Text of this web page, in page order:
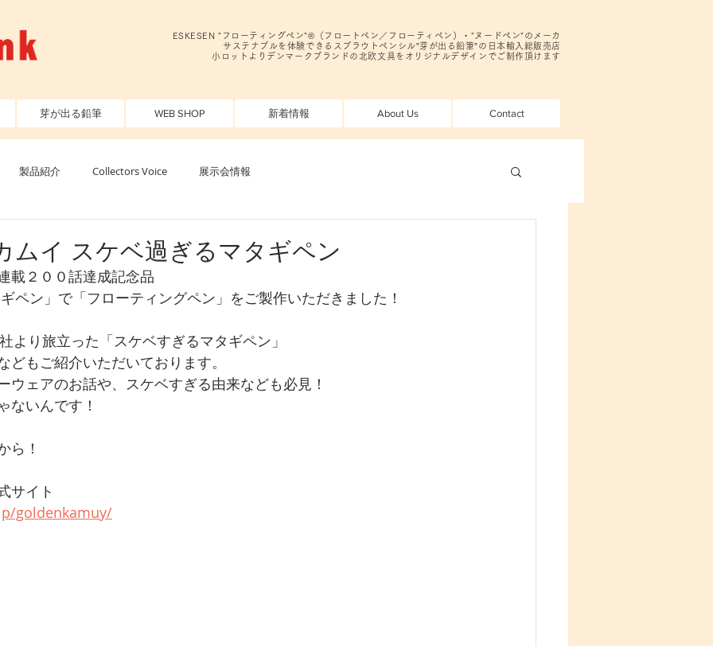
ESKESEN "フローティングペン"®️（フロートペン／フローティペン）・"ヌードペン"のメーカ
サステナブルを体験できるスプラウトペンシル”芽が出る鉛筆”の日本輸入総販売店
小ロットよりデンマークブランドの北欧文具をオリジナルデザインでご制作頂けます
芽が出る鉛筆 WEB SHOP 新着情報 About Us Contact
製品紹介 Collectors Voice 展示会情報
ムイ スケベ過ぎるマタギペン
載２００話達成記念品
ペン」で「フローティングペン」をご製作いただきました！
より旅立った「スケベすぎるマタギペン」
どもご紹介いただいております。
ウェアのお話や、スケベすぎる由来なども必見！
ないんです！
ら！
サイト
goldenkamuy/